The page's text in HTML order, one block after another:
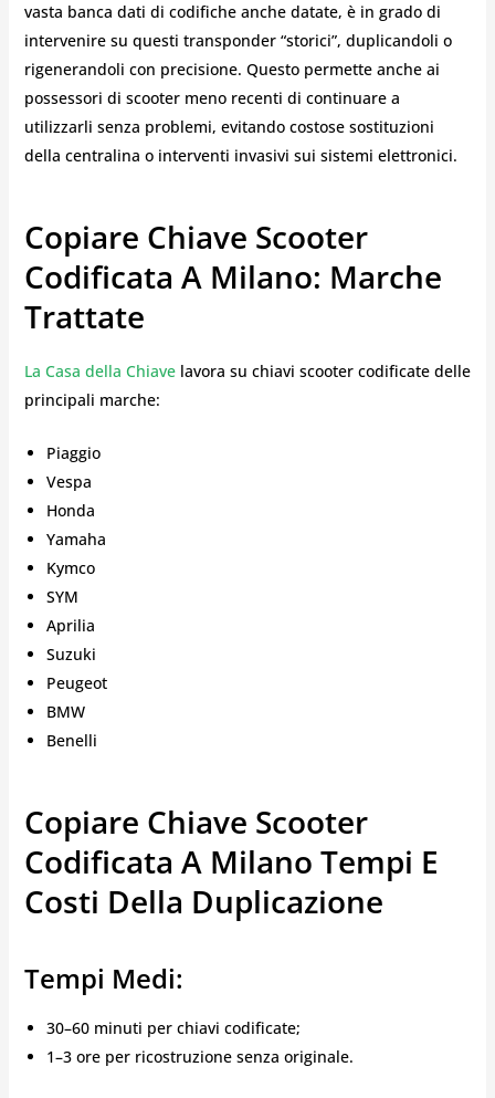
vasta banca dati di codifiche anche datate, è in grado di
intervenire su questi transponder “storici”, duplicandoli o
rigenerandoli con precisione. Questo permette anche ai
possessori di scooter meno recenti di continuare a
utilizzarli senza problemi, evitando costose sostituzioni
della centralina o interventi invasivi sui sistemi elettronici.
Copiare Chiave Scooter
Codificata A Milano: Marche
Trattate
La Casa della Chiavelavora su chiavi scooter codificate delle
principali marche:
Piaggio
Vespa
Honda
Yamaha
Kymco
SYM
Aprilia
Suzuki
Peugeot
BMW
Benelli
Copiare Chiave Scooter
Codificata A Milano Tempi E
Costi Della Duplicazione
Tempi Medi:
30–60 minuti per chiavi codificate;
1–3 ore per ricostruzione senza originale.